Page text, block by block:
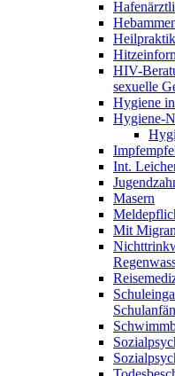
HIV-
sexuelle
Hygiene
Hygiene-
Int.
Masern
Mit